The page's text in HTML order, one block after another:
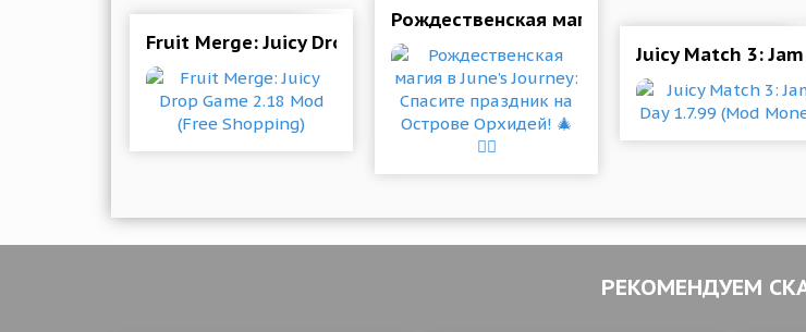
Fruit Merge: Juicy Drop Game 2.18 Mod (Free Shopping)
Рождественская магия в June’s Journey:
Juicy Match 3:
РЕКОМЕНДУЕМ